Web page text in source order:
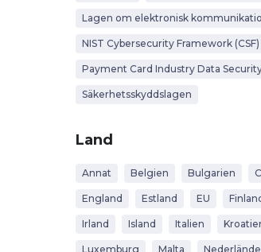
Lagen om elektronisk
NIST Cybersecurity Framework (CSF)
Payment Card Industry Data Security
Säkerhetsskyddslagen
Land
Annat Belgien Bulgarien
England Estland EU
Irland Island Italien
Luxemburg Malta